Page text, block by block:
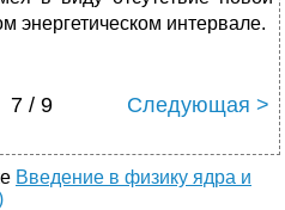
энергетическом интервале.
7 / 9 Следующая >
Введение в физику ядра и